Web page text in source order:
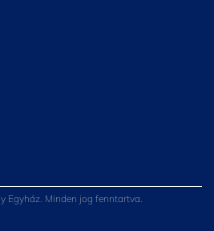
Egyház. Minden jog fenntartva.